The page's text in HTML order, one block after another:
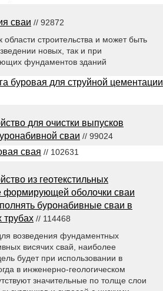
сваи // 92872
области строительства и может быть
новых, так и при
фундаментов зданий
буровая для струйной цементации
для очистки выпусков
сваи // 99024
свая // 102631
из геотекстильных
формирующей оболочки сваи
буронабивные сваи в
трубах // 114468
возведения фундаментных
висячих свай, наиболее
будет при использовании в
в инженерно-геологическом
значительные по толще слои